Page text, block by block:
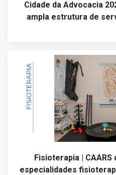
Cidade da Advocacia
ampla estrutura de
Fisioterapia |
especialidades